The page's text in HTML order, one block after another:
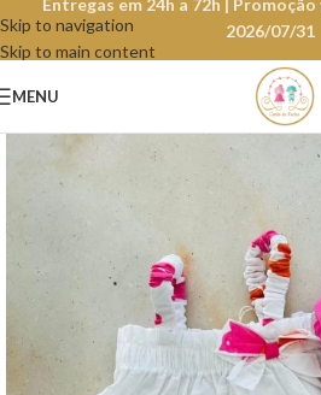
Skip to navigation
Skip to main content
Entregas em 24h a 72h |
2026/07/31
MENU